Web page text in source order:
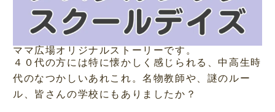
ママ広場オリジナルストーリーです。
４０代の方には特に懐かしく感じられる、中高生時
代のなつかしいあれこれ。名物教師や、謎のルー
ル、皆さんの学校にもありましたか？